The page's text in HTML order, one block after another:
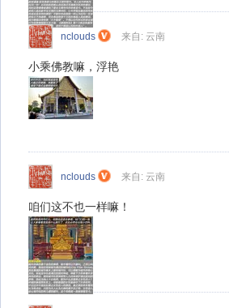
nclouds 来自: 云南
小乘佛教嘛，浮艳
nclouds 来自: 云南
咱们这不也一样嘛！